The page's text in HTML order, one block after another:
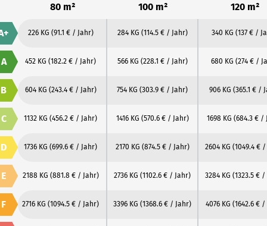
80 m² 100 m² 120 m²
226 KG (91.1 € / Jahr) 284 KG (114.5 € / Jahr) 340 KG (137 € /
A 452 KG (182.2 € / Jahr) 566 KG (228.1 € / Jahr) 680 KG (274 € /
B 604 KG (243.4 € / Jahr) 754 KG (303.9 € / Jahr) 906 KG (365.1 € /
C 1132 KG (456.2 € / Jahr) 1416 KG (570.6 € / Jahr) 1698 KG (684.3 € /
D 1736 KG (699.6 € / Jahr) 2170 KG (874.5 € / Jahr) 2604 KG (1049.4 €
E 2188 KG (881.8 € / Jahr) 2736 KG (1102.6 € / Jahr) 3284 KG (1323.5 € /
F 2716 KG (1094.5 € / Jahr) 3396 KG (1368.6 € / Jahr) 4076 KG (1642.6 € /